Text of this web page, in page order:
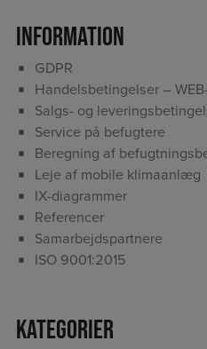
Information
GDPR
Handelsbetingelser –
Salgs- og
Service på befugtere
Beregning af
Leje af mobile klimaanlæg
IX-diagrammer
Referencer
Samarbejdspartnere
ISO 9001:2015
Kategorier